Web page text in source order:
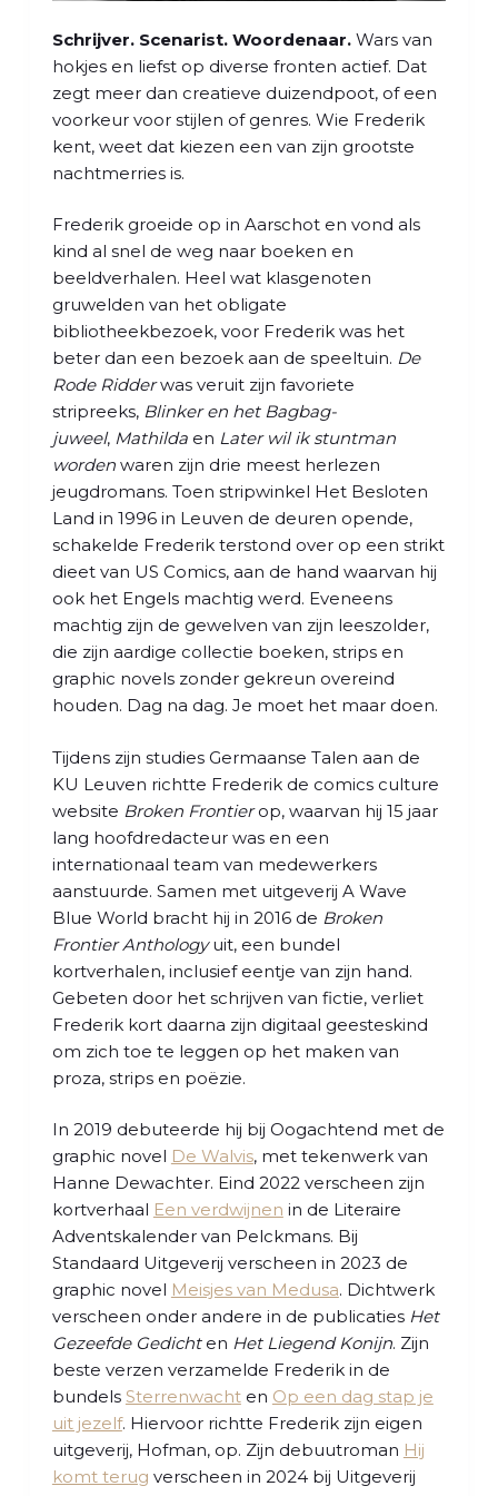
Schrijver. Scenarist. Woordenaar. Wars van
hokjes en liefst op diverse fronten actief. Dat
zegt meer dan creatieve duizendpoot, of een
voorkeur voor stijlen of genres. Wie Frederik
kent, weet dat kiezen een van zijn grootste
nachtmerries is.
Frederik groeide op in Aarschot en vond als
kind al snel de weg naar boeken en
beeldverhalen. Heel wat klasgenoten
gruwelden van het obligate
bibliotheekbezoek, voor Frederik was het
beter dan een bezoek aan de speeltuin. De
Rode Ridderwas veruit zijn favoriete
stripreeks, Blinker en het Bagbag-
juweel, Mathildaen Later wil ik stuntman
wordenwaren zijn drie meest herlezen
jeugdromans. Toen stripwinkel Het Besloten
Land in 1996 in Leuven de deuren opende,
schakelde Frederik terstond over op een strikt
dieet van US Comics, aan de hand waarvan hij
ook het Engels machtig werd. Eveneens
machtig zijn de gewelven van zijn leeszolder,
die zijn aardige collectie boeken, strips en
graphic novels zonder gekreun overeind
houden. Dag na dag. Je moet het maar doen.
Tijdens zijn studies Germaanse Talen aan de
KU Leuven richtte Frederik de comics culture
website Broken Frontierop, waarvan hij 15 jaar
lang hoofdredacteur was en een
internationaal team van medewerkers
aanstuurde. Samen met uitgeverij A Wave
Blue World bracht hij in 2016 de Broken
Frontier Anthologyuit, een bundel
kortverhalen, inclusief eentje van zijn hand.
Gebeten door het schrijven van fictie, verliet
Frederik kort daarna zijn digitaal geesteskind
om zich toe te leggen op het maken van
proza, strips en poëzie.
In 2019 debuteerde hij bij Oogachtend met de
graphic novel De Walvis, met tekenwerk van
Hanne Dewachter. Eind 2022 verscheen zijn
kortverhaal Een verdwijnen in de Literaire
Adventskalender van Pelckmans. Bij
Standaard Uitgeverij verscheen in 2023 de
graphic novel Meisjes van Medusa. Dichtwerk
verscheen onder andere in de publicaties Het
Gezeefde Gedicht en Het Liegend Konijn. Zijn
beste verzen verzamelde Frederik in de
bundels Sterrenwachten Op een dag stap je
uit jezelf. Hiervoor richtte Frederik zijn eigen
uitgeverij, Hofman, op. Zijn debuutroman Hij
komt terug verscheen in 2024 bij Uitgeverij